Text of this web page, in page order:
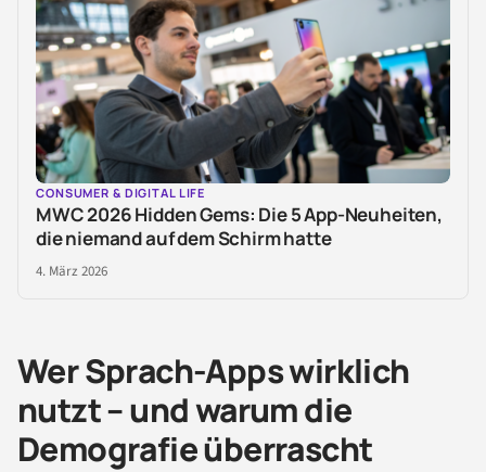
CONSUMER & DIGITAL LIFE
MWC 2026 Hidden Gems: Die 5 App-Neuheiten,
die niemand auf dem Schirm hatte
4. März 2026
Wer Sprach-Apps wirklich
nutzt – und warum die
Demografie überrascht